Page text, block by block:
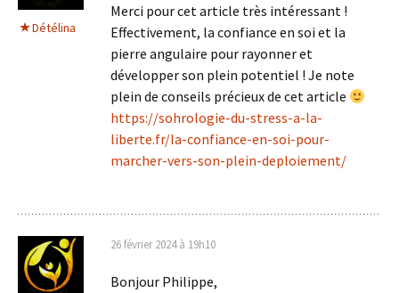
Détélina
Merci pour cet article très intéressant !
Effectivement, la confiance en soi et la
pierre angulaire pour rayonner et
développer son plein potentiel ! Je note
plein de conseils précieux de cet article
https://sohrologie-du-stress-a-la-
liberte.fr/la-confiance-en-soi-pour-
marcher-vers-son-plein-deploiement/
26 février 2024 à 19h10
Bonjour Philippe,